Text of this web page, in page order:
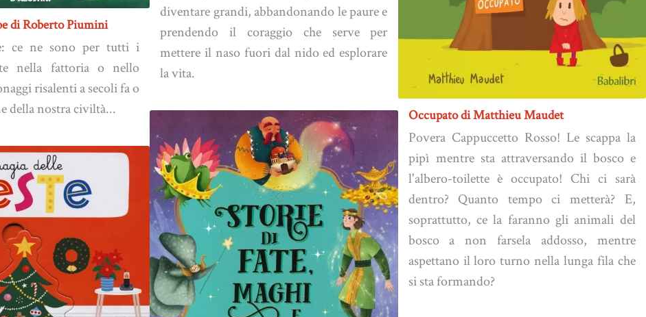
di Roberto Piumini
ce ne sono per tutti i
nella fattoria o nello
risalenti a secoli fa o
della nostra civiltà...
diventare grandi, abbandonando le paure e
prendendo il coraggio che serve per
mettere il naso fuori dal nido ed esplorare
la vita.
Occupato di Matthieu Maudet
Povera Cappuccetto Rosso! Le scappa la
pipì mentre sta attraversando il bosco e
l'albero-toilette è occupato! Chi ci sarà
dentro? Quanto tempo ci metterà? E,
soprattutto, ce la faranno gli animali del
bosco a non farsela addosso, mentre
aspettano il loro turno nella lunga fila che
si sta formando?